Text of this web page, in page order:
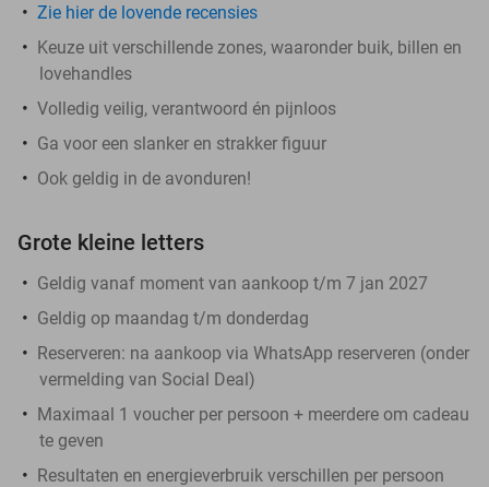
Zie hier de lovende recensies
Keuze uit verschillende zones, waaronder buik, billen en
lovehandles
Volledig veilig, verantwoord én pijnloos
Ga voor een slanker en strakker figuur
Ook geldig in de avonduren!
Grote kleine letters
Geldig vanaf moment van aankoop t/m 7 jan 2027
Geldig op maandag t/m donderdag
Reserveren: na aankoop via WhatsApp reserveren (onder
vermelding van Social Deal)
Maximaal 1 voucher per persoon + meerdere om cadeau
te geven
Resultaten en energieverbruik verschillen per persoon